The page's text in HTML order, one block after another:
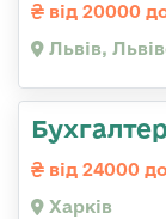
від 20000
Львів,
Бухгалтер
від 24000
Харків